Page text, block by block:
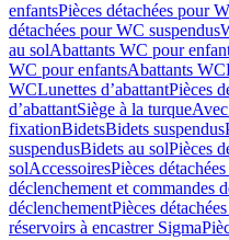
enfantsPièces détachées pour
détachées pour WC suspendus
au solAbattants WC pour
WC pour enfantsAbattants WC
WCLunettes d’abattantPièces
d’abattantSiège à la turque
fixationBidetsBidets suspendus
suspendusBidets au solPièces
solAccessoiresPièces
déclenchement et commandes
déclenchementPièces
réservoirs à encastrer Sigma